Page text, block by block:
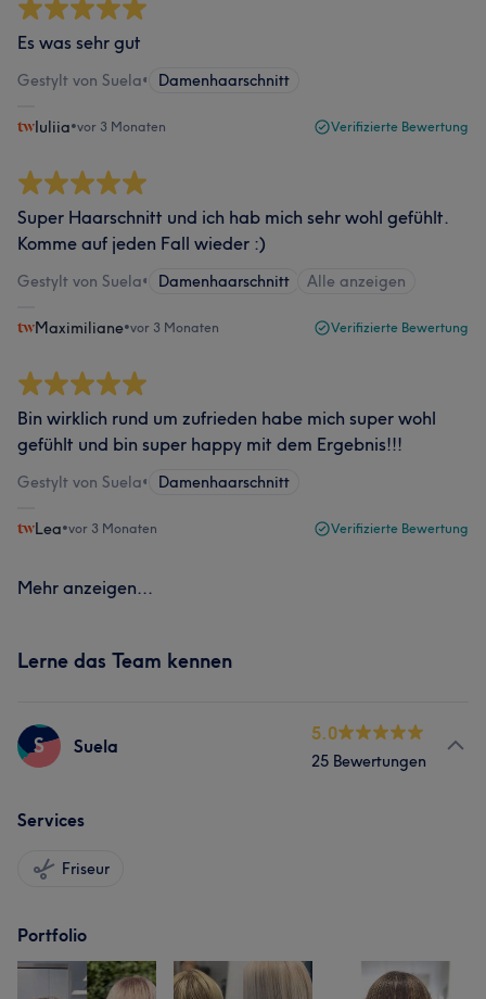
Es was sehr gut
Gestylt von Suela• Damenhaarschnitt
Iuliia•vor 3 Monaten Verifizierte Bewertung
Super Haarschnitt und ich hab mich sehr wohl gefühlt.
Komme auf jeden Fall wieder :)
Gestylt von Suela• Damenhaarschnitt Alle anzeigen
Maximiliane•vor 3 Monaten Verifizierte Bewertung
Bin wirklich rund um zufrieden habe mich super wohl
gefühlt und bin super happy mit dem Ergebnis!!!
Gestylt von Suela• Damenhaarschnitt
Lea•vor 3 Monaten Verifizierte Bewertung
Mehr anzeigen...
Lerne das Team kennen
S Suela
5.0
25 Bewertungen
Services
Friseur
Portfolio